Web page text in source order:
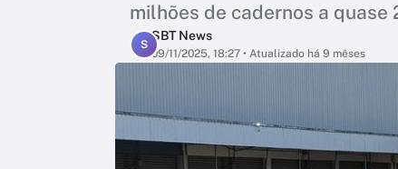
milhões de cadernos a quase
S
SBT News
09/11/2025, 18:27 • Atualizado há 9 mêses